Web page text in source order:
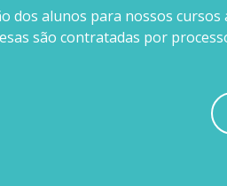
dos alunos para nossos
são contratadas por